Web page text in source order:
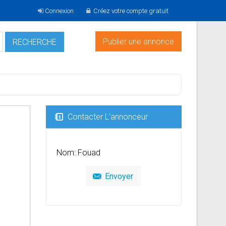
Connexion Créez votre compte gratuit
Publier une annonce
Contacter L'annonceur
Nom: Fouad
Envoyer